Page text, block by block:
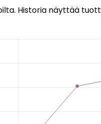
Historia näyttää